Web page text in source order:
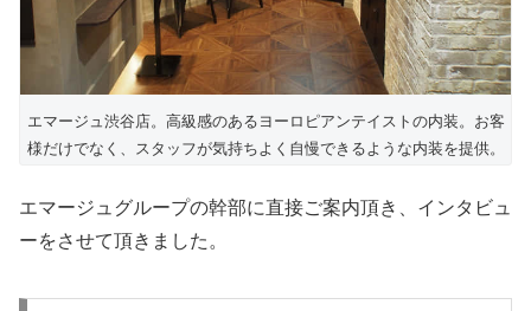
エマージュ渋谷店。高級感のあるヨーロピアンテイストの内装。お客
様だけでなく、スタッフが気持ちよく自慢できるような内装を提供。
エマージュグループの幹部に直接ご案内頂き、インタビュ
ーをさせて頂きました。